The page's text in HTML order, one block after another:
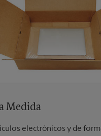
Medida
electrónicos y de